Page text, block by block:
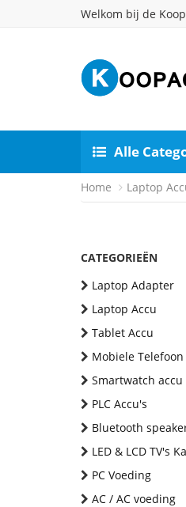
Welkom bij de
Alle
Home Laptop
CATEGORIEËN
Laptop Adapter
Laptop Accu
Tablet Accu
Mobiele Telefoon
Smartwatch accu
PLC Accu's
Bluetooth
LED & LCD TV's
PC Voeding
AC / AC voeding